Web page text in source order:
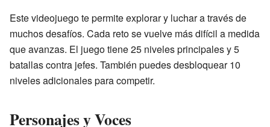
Este videojuego te permite explorar y luchar a través de
muchos desafíos. Cada reto se vuelve más difícil a medida
que avanzas. El juego tiene 25 niveles principales y 5
batallas contra jefes. También puedes desbloquear 10
niveles adicionales para competir.
Personajes y Voces